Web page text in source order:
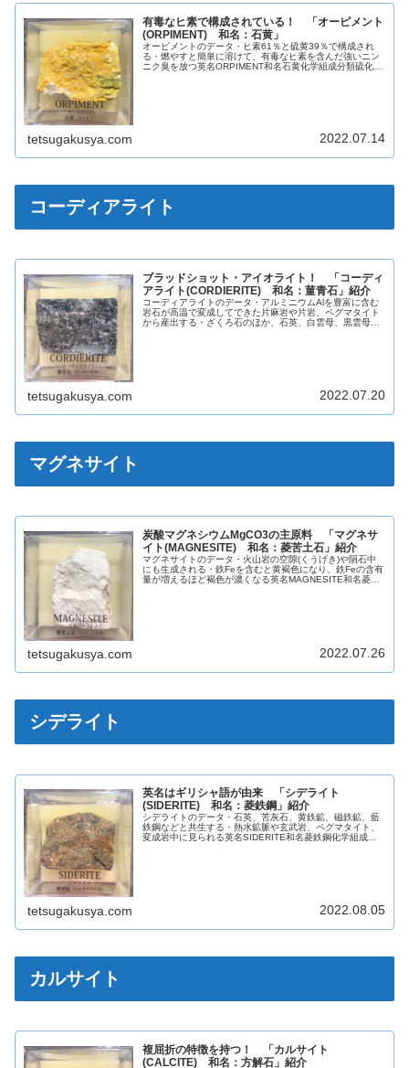
有毒なヒ素で構成されている！ 「オーピメント
(ORPIMENT) 和名：石黄」
オーピメントのデータ・ヒ素61％と硫黄39％で構成され
る・燃やすと簡単に溶けて、有毒なヒ素を含んだ強いニン
ニク臭を放つ英名ORPIMENT和名石黄化学組成分類硫化鉱
tetsugakusya.com 2022.07.14
コーディアライト
ブラッドショット・アイオライト！ 「コーディ
アライト(CORDIERITE) 和名：菫青石」紹介
コーディアライトのデータ・アルミニウムAlを豊富に含む
岩石が高温で変成してできた片麻岩や片岩、ペグマタイト
から産出する・ざくろ石のほか、石英、白雲母、黒雲母、
tetsugakusya.com 2022.07.20
マグネサイト
炭酸マグネシウムMgCO3の主原料 「マグネサ
イト(MAGNESITE) 和名：菱苦土石」紹介
マグネサイトのデータ・火山岩の空隙(くうげき)や隕石中
にも生成される・鉄Feを含むと黄褐色になり、鉄Feの含有
量が増えるほど褐色が濃くなる英名MAGNESITE和名菱苦
tetsugakusya.com 2022.07.26
シデライト
英名はギリシャ語が由来 「シデライト
(SIDERITE) 和名：菱鉄鋼」紹介
シデライトのデータ・石英、苦灰石、黄鉄鉱、磁鉄鉱、藍
鉄鋼などと共生する・熱水鉱脈や玄武岩、ペグマタイト、
変成岩中に見られる英名SIDERITE和名菱鉄鋼化学組成分
tetsugakusya.com 2022.08.05
カルサイト
複屈折の特徴を持つ！ 「カルサイト
(CALCITE) 和名：方解石」紹介